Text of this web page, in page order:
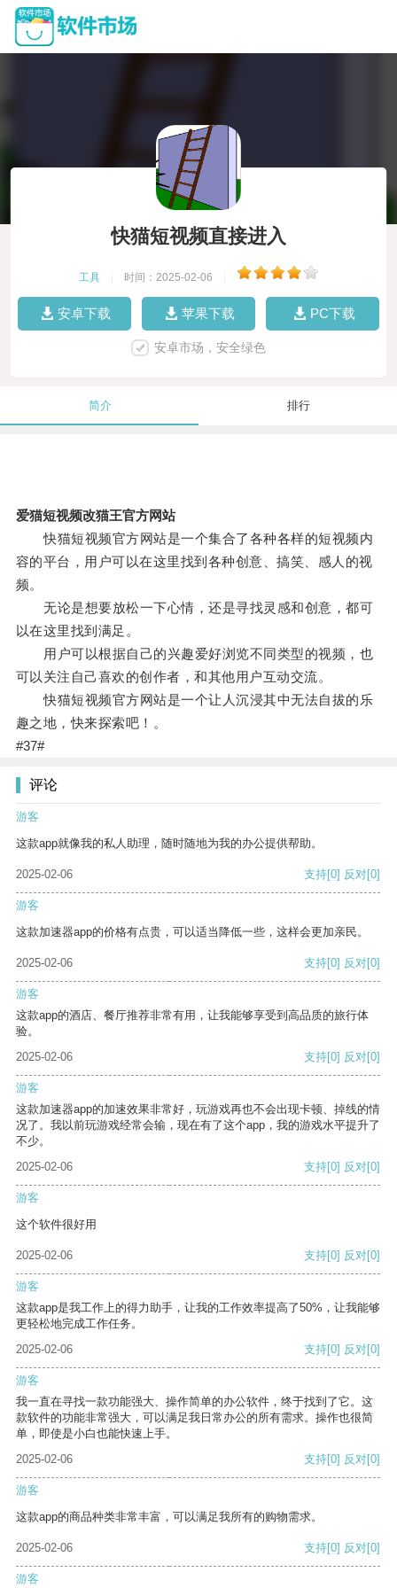
快猫短视频直接进入
工具 时间：2025-02-06
安卓下载 苹果下载 PC下载
安卓市场，安全绿色
简介 排行
爱猫短视频改猫王官方网站
快猫短视频官方网站是一个集合了各种各样的短视频内
容的平台，用户可以在这里找到各种创意、搞笑、感人的视
频。
无论是想要放松一下心情，还是寻找灵感和创意，都可
以在这里找到满足。
用户可以根据自己的兴趣爱好浏览不同类型的视频，也
可以关注自己喜欢的创作者，和其他用户互动交流。
快猫短视频官方网站是一个让人沉浸其中无法自拔的乐
趣之地，快来探索吧！。
#37#
评论
游客
这款app就像我的私人助理，随时随地为我的办公提供帮助。
2025-02-06 支持[0] 反对[0]
游客
这款加速器app的价格有点贵，可以适当降低一些，这样会更加亲民。
2025-02-06 支持[0] 反对[0]
游客
这款app的酒店、餐厅推荐非常有用，让我能够享受到高品质的旅行体
验。
2025-02-06
支持[0] 反对[0]
游客
这款加速器app的加速效果非常好，玩游戏再也不会出现卡顿、掉线的情
况了。我以前玩游戏经常会输，现在有了这个app，我的游戏水平提升了
不少。
2025-02-06
支持[0] 反对[0]
游客
这个软件很好用
2025-02-06 支持[0] 反对[0]
游客
这款app是我工作上的得力助手，让我的工作效率提高了50%，让我能够
更轻松地完成工作任务。
2025-02-06
支持[0] 反对[0]
游客
我一直在寻找一款功能强大、操作简单的办公软件，终于找到了它。这
款软件的功能非常强大，可以满足我日常办公的所有需求。操作也很简
单，即使是小白也能快速上手。
2025-02-06
支持[0] 反对[0]
游客
这款app的商品种类非常丰富，可以满足我所有的购物需求。
2025-02-06 支持[0] 反对[0]
游客